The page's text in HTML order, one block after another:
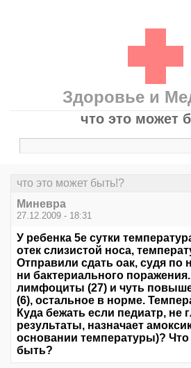
Здоровье и
что это может
что это может быть!?
Миневра
27.12.2009 - 18:31
У ребенка 5е сутки
отек слизистой носа,
Отправили сдать оак, судя по
ни бактериального
лимфоциты (27) и чуть
(6), остальное в норме.
Куда бежать если педиатр, не
результаты, назначает
основании температуры)?
быть?